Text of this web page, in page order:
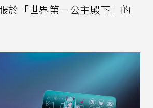
於「世界第一公主殿下」的